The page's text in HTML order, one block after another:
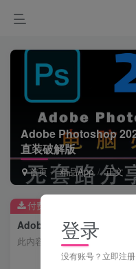
Adobe Photoshop
直装破解版
首页 精品App 正文
此内容为付费资源，请付费后
付费资源
登录
没有账号？立即注册